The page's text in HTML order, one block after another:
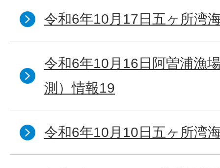
令和6年10月17日五ヶ所湾
令和6年10月16日阿曽浦漁
測）情報19
令和6年10月10日五ヶ所湾